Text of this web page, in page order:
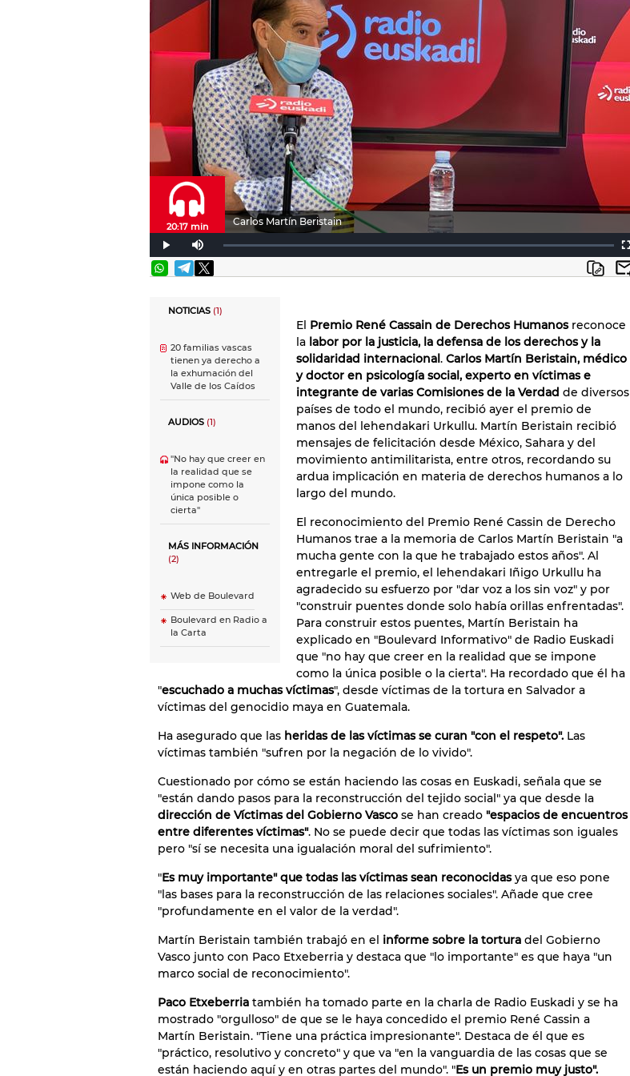
Carlos Martín Beristain
20:17 min
NOTICIAS (1)
20 familias vascas
tienen ya derecho a
la exhumación del
Valle de los Caídos
AUDIOS (1)
"No hay que creer en
la realidad que se
impone como la
única posible o
cierta"
MÁS INFORMACIÓN
(2)
Web de Boulevard
Boulevard en Radio a
la Carta
El Premio René Cassain de Derechos Humanosreconoce
la labor por la justicia, la defensa de los derechos y la
solidaridad internacional. Carlos Martín Beristain, médico
y doctor en psicología social, experto en víctimas e
integrante de varias Comisiones de la Verdad de diversos
países de todo el mundo, recibió ayer el premio de
manos del lehendakari Urkullu. Martín Beristain recibió
mensajes de felicitación desde México, Sahara y del
movimiento antimilitarista, entre otros, recordando su
ardua implicación en materia de derechos humanos a lo
largo del mundo.
El reconocimiento del Premio René Cassin de Derecho
Humanos trae a la memoria de Carlos Martín Beristain "a
mucha gente con la que he trabajado estos años". Al
entregarle el premio, el lehendakari Iñigo Urkullu ha
agradecido su esfuerzo por "dar voz a los sin voz" y por
"construir puentes donde solo había orillas enfrentadas".
Para construir estos puentes, Martín Beristain ha
explicado en "Boulevard Informativo" de Radio Euskadi
que "no hay que creer en la realidad que se impone
como la única posible o la cierta". Ha recordado que él ha
"escuchado a muchas víctimas", desde víctimas de la tortura en Salvador a
víctimas del genocidio maya en Guatemala.
Ha asegurado que las heridas de las víctimas se curan "con el respeto". Las
víctimas también "sufren por la negación de lo vivido".
Cuestionado por cómo se están haciendo las cosas en Euskadi, señala que se
"están dando pasos para la reconstrucción del tejido social" ya que desde la
dirección de Víctimas del Gobierno Vasco se han creado "espacios de encuentros
entre diferentes víctimas". No se puede decir que todas las víctimas son iguales
pero "sí se necesita una igualación moral del sufrimiento".
"Es muy importante" que todas las víctimas sean reconocidasya que eso pone
"las bases para la reconstrucción de las relaciones sociales". Añade que cree
"profundamente en el valor de la verdad".
Martín Beristain también trabajó en el informe sobre la tortura del Gobierno
Vasco junto con Paco Etxeberria y destaca que "lo importante" es que haya "un
marco social de reconocimiento".
Paco Etxeberria también ha tomado parte en la charla de Radio Euskadi y se ha
mostrado "orgulloso" de que se le haya concedido el premio René Cassin a
Martín Beristain. "Tiene una práctica impresionante". Destaca de él que es
"práctico, resolutivo y concreto" y que va "en la vanguardia de las cosas que se
están haciendo aquí y en otras partes del mundo". "Es un premio muy justo".